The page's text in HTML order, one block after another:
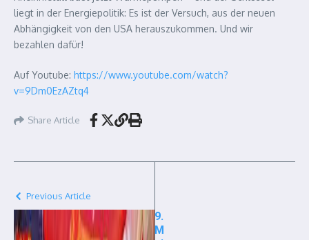
liegt in der Energiepolitik: Es ist der Versuch, aus der neuen
Abhängigkeit von den USA herauszukommen. Und wir
bezahlen dafür!
Auf Youtube: https://www.youtube.com/watch?
v=9Dm0EzAZtq4
Share Article
Previous Article
9.
M